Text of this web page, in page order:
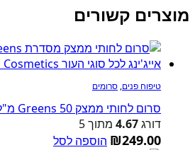
מוצרים קשורים
טיפוח פנים, סרומים
סרום לחותי ממצק Greens 50 מ"ל Anna Lotan אנה לוטן
דורג4.67 מתוך 5
₪249.00 הוספה לסל